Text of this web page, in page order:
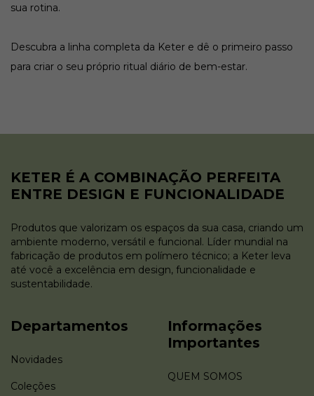
sua rotina.
Descubra a linha completa da Keter e dê o primeiro passo
para criar o seu próprio ritual diário de bem-estar.
KETER É A COMBINAÇÃO PERFEITA
ENTRE DESIGN E FUNCIONALIDADE
Produtos que valorizam os espaços da sua casa, criando um
ambiente moderno, versátil e funcional. Líder mundial na
fabricação de produtos em polímero técnico; a Keter leva
até você a excelência em design, funcionalidade e
sustentabilidade.
Departamentos
Novidades
Coleções
Informações
Importantes
QUEM SOMOS